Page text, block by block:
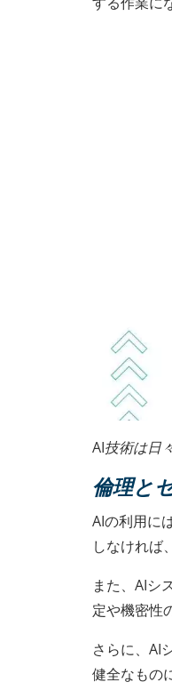
AI技術は日
倫理と
AIの利用に
しなければ
また、AIシ
定や機密性
さらに、AI
健全なもの